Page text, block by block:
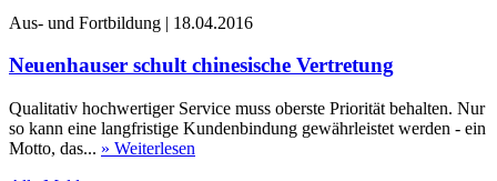
Aus- und Fortbildung | 18.04.2016
Neuenhauser schult chinesische Vertretung
Qualitativ hochwertiger Service muss oberste Priorität behalten. Nur
so kann eine langfristige Kundenbindung gewährleistet werden - ein
Motto, das... » Weiterlesen